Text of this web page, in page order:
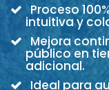
Proceso
intuitiva y
Mejora
público en
adicional.
Ideal para